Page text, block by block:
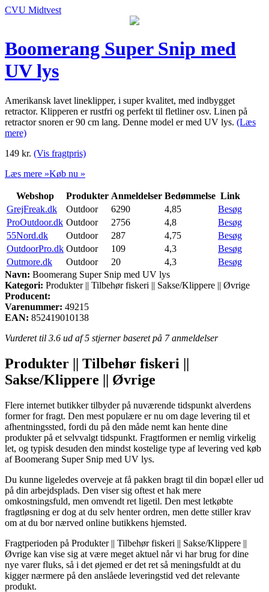
CVU Midtvest
Boomerang Super Snip med
UV lys
Amerikansk lavet lineklipper, i super kvalitet, med indbygget
retractor. Klipperen er rustfri og perfekt til fletliner osv. Linen på
retractor snoren er 90 cm lang. Denne model er med UV lys. (Læs
mere)
149 kr. (Vis fragtpris)
Læs mere »Køb nu »
Webshop Produkter Anmeldelser Bedømmelse Link
GrejFreak.dk
Outdoor 6290 4,85
Besøg
ProOutdoor.dk Outdoor 2756 4,8
Besøg
55Nord.dk
Outdoor 287 4,75
Besøg
OutdoorPro.dk Outdoor 109 4,3
Besøg
Outmore.dk
Outdoor 20 4,3
Besøg
Navn: Boomerang Super Snip med UV lys
Kategori: Produkter || Tilbehør fiskeri || Sakse/Klippere || Øvrige
Producent:
Varenummer: 49215
EAN: 852419010138
Vurderet til 3.6 ud af 5 stjerner baseret på 7anmeldelser
Produkter || Tilbehør fiskeri ||
Sakse/Klippere || Øvrige
Flere internet butikker tilbyder på nuværende tidspunkt alverdens
former for fragt. Den mest populære er nu om dage levering til et
afhentningssted, fordi du på den måde nemt kan hente dine
produkter på et selvvalgt tidspunkt. Fragtformen er nemlig virkelig
let, og typisk desuden den mindst kostelige type af levering ved køb
af Boomerang Super Snip med UV lys.
Du kunne ligeledes overveje at få pakken bragt til din bopæl eller ud
på din arbejdsplads. Den viser sig oftest et hak mere
omkostningsfuld, men omvendt ret ligetil. Den mest letkøbte
fragtløsning er dog at du selv henter ordren, men dette stiller krav
om at du bor nærved online butikkens hjemsted.
Fragtperioden på Produkter || Tilbehør fiskeri || Sakse/Klippere ||
Øvrige kan vise sig at være meget aktuel når vi har brug for dine
nye varer fluks, så i det øjemed er det ret så meningsfuldt at du
kigger nærmere på den anslåede leveringstid ved det relevante
produkt.